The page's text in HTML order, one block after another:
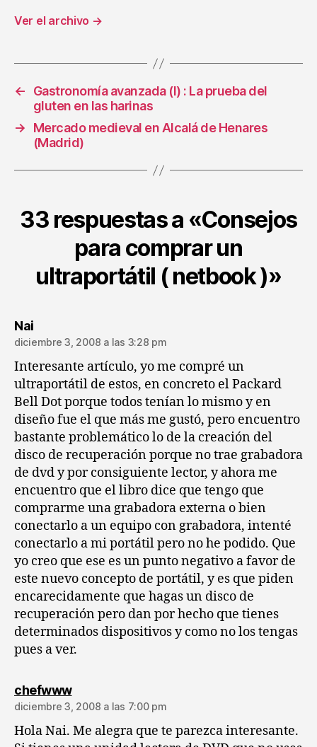
Ver el archivo →
←
Gastronomía avanzada (I) : La prueba del
gluten en las harinas
→
Mercado medieval en Alcalá de Henares
(Madrid)
33 respuestas a «Consejos
para comprar un
ultraportátil ( netbook )»
Naidice:
diciembre 3, 2008 a las 3:28 pm
Interesante artículo, yo me compré un
ultraportátil de estos, en concreto el Packard
Bell Dot porque todos tenían lo mismo y en
diseño fue el que más me gustó, pero encuentro
bastante problemático lo de la creación del
disco de recuperación porque no trae grabadora
de dvd y por consiguiente lector, y ahora me
encuentro que el libro dice que tengo que
comprarme una grabadora externa o bien
conectarlo a un equipo con grabadora, intenté
conectarlo a mi portátil pero no he podido. Que
yo creo que ese es un punto negativo a favor de
este nuevo concepto de portátil, y es que piden
encarecidamente que hagas un disco de
recuperación pero dan por hecho que tienes
determinados dispositivos y como no los tengas
pues a ver.
chefwwwdice:
diciembre 3, 2008 a las 7:00 pm
Hola Nai. Me alegra que te parezca interesante.